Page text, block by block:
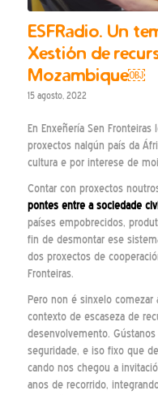
ESFRadio. Un
Xestión de
Mozambique￼
15 agosto, 2022
En Enxeñería Sen
proxectos nalgún país da
cultura e por interese de
Contar con proxectos
pontes entre a sociedade
países empobrecidos,
fin de desmontar ese
dos proxectos de
Fronteiras.
Pero non é sinxelo comezar
contexto de escaseza de
desenvolvemento.
seguridade, e iso fixo que
cando nos chegou a
anos de recorrido,